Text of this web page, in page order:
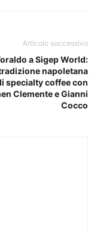
Articolo successivo
a Sigep World:
napoletana
specialty coffee con
Clemente e Gianni
Cocco